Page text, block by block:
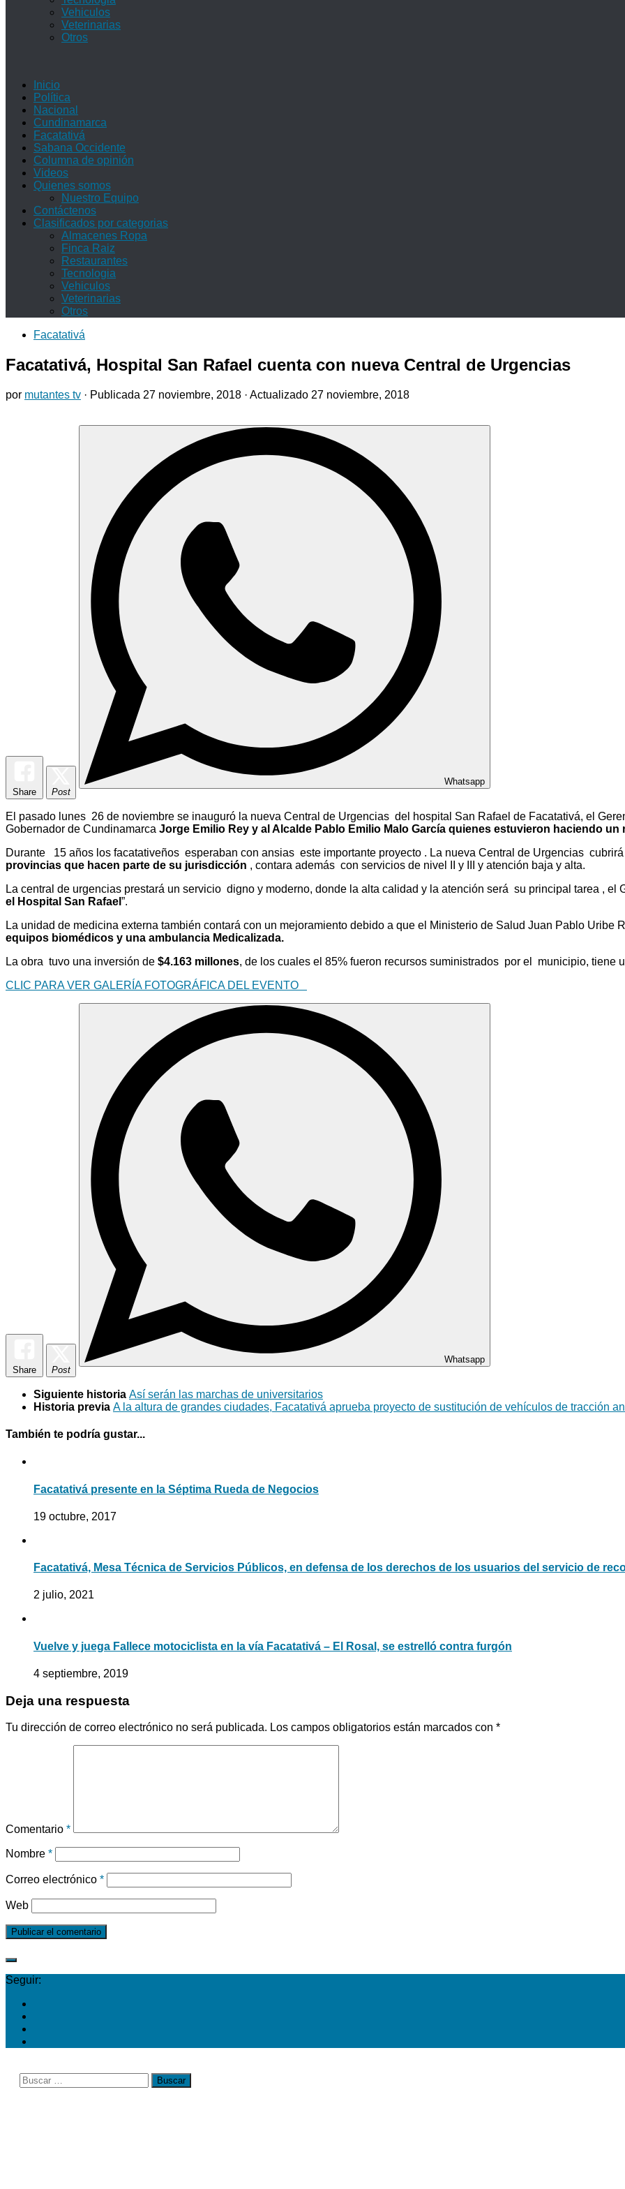
Vehiculos
Veterinarias
Otros
Inicio
Política
Nacional
Cundinamarca
Facatativá
Sabana Occidente
Columna de opinión
Videos
Quienes somos
Nuestro Equipo
Contáctenos
Clasificados por categorias
Almacenes Ropa
Finca Raiz
Restaurantes
Tecnologia
Vehiculos
Veterinarias
Otros
Facatativá
Facatativá, Hospital San Rafael cuenta con nueva Central de Urgencias
por mutantes tv · Publicada 27 noviembre, 2018 · Actualizado 27 noviembre, 2018
Share Post
Whatsapp
El pasado lunes 26 de noviembre se inauguró la nueva Central de Urgencias del hospital San Rafael de Facatativá, el
Gobernador de Cundinamarca Jorge Emilio Rey y al Alcalde Pablo Emilio Malo García quienes estuvieron haciendo
Durante 15 años los facatativeños esperaban con ansias este importante proyecto . La nueva Central de Urgencias cubrirá
provincias que hacen parte de su jurisdicción , contara además con servicios de nivel II y III y atención baja y alta.
La central de urgencias prestará un servicio digno y moderno, donde la alta calidad y la atención será su principal tarea , el
el Hospital San Rafael ”.
La unidad de medicina externa también contará con un mejoramiento debido a que el Ministerio de Salud Juan Pablo Uribe
equipos biomédicos y una ambulancia Medicalizada.
La obra tuvo una inversión de $4.163 millones, de los cuales el 85% fueron recursos suministrados por el municipio, tiene
CLIC PARA VER GALERÍA FOTOGRÁFICA DEL EVENTO
Share Post
Whatsapp
Siguiente historia Así serán las marchas de universitarios
Historia previa A la altura de grandes ciudades, Facatativá aprueba proyecto de sustitución de vehículos de tracción
También te podría gustar...
Facatativá presente en la Séptima Rueda de Negocios
19 octubre, 2017
Facatativá, Mesa Técnica de Servicios Públicos, en defensa de los derechos de los usuarios del servicio de
2 julio, 2021
Vuelve y juega Fallece motociclista en la vía Facatativá – El Rosal, se estrelló contra furgón
4 septiembre, 2019
Deja una respuesta
Tu dirección de correo electrónico no será publicada. Los campos obligatorios están marcados con *
Comentario *
Nombre *
Correo electrónico *
Web
Seguir:
Buscar: